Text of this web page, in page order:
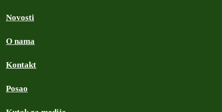
Novosti
O nama
Kontakt
Posao